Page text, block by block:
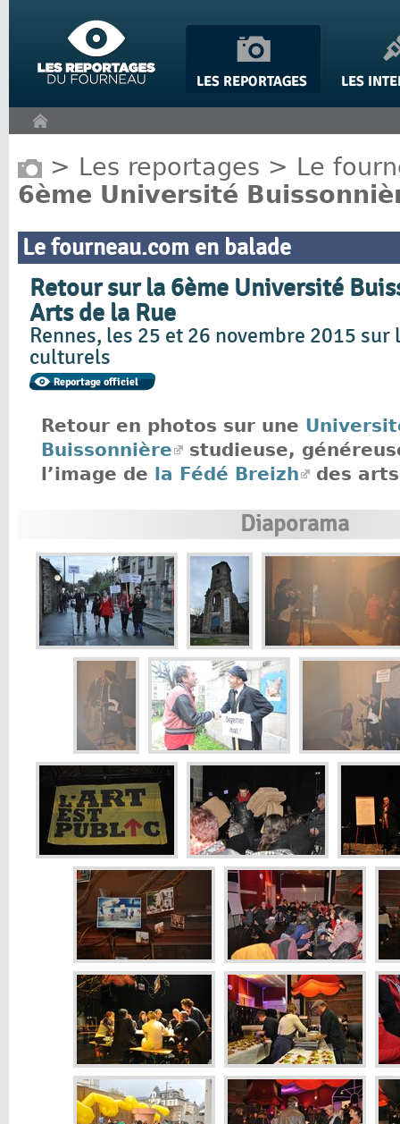
> Les reportages > Le
6ème Université
Le fourneau.com en balade
Retour sur la 6ème Université
Arts de la Rue
Rennes, les 25 et 26 novembre 2015
culturels
Retour en photos sur une
Buissonnière
studieuse,
l’image de
la Fédé Breizh des
Diaporama